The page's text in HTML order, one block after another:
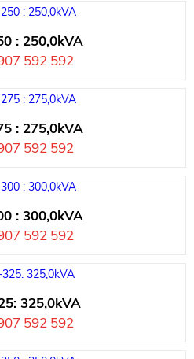
: 250,0kVA
592 592
: 275,0kVA
592 592
: 300,0kVA
592 592
325,0kVA
592 592